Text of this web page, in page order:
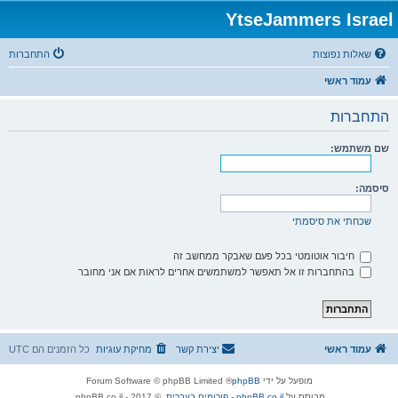
YtseJammers Israel
שאלות נפוצות התחברות
עמוד ראשי
התחברות
שם משתמש:
סיסמה:
שכחתי את סיסמתי
חיבור אוטומטי בכל פעם שאבקר ממחשב זה
בהתחברות זו אל תאפשר למשתמשים אחרים לראות אם אני מחובר
עמוד ראשי כל הזמנים הם UTC מחיקת עוגיות יצירת קשר
מופעל על ידי phpBB
® Forum Software © phpBB Limited